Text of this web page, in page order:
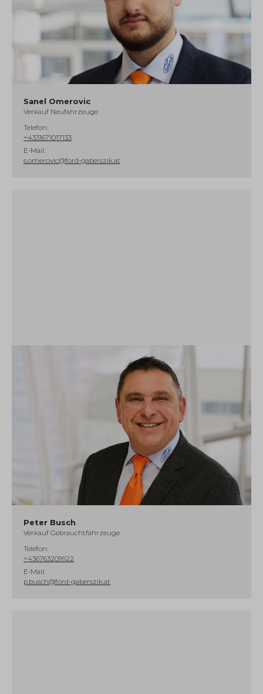
Sanel Omerovic
Verkauf Neufahrzeuge
Telefon:
+4331671017133
E-Mail:
s.omerovic@ford-gaberszik.at
Peter Busch
Verkauf Gebrauchtfahrzeuge
Telefon:
+436763209922
E-Mail:
p.busch@ford-gaberszik.at